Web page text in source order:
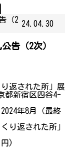
（2 24.04.30
告（2次）
返された所」展
都新宿区四谷4-
年8月（最終
り返された所」
)